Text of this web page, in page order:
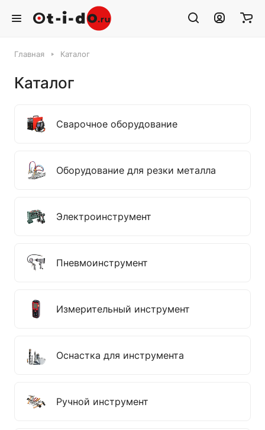
Главная Каталог
Каталог
Сварочное оборудование
Оборудование для резки металла
Электроинструмент
Пневмоинструмент
Измерительный инструмент
Оснастка для инструмента
Ручной инструмент